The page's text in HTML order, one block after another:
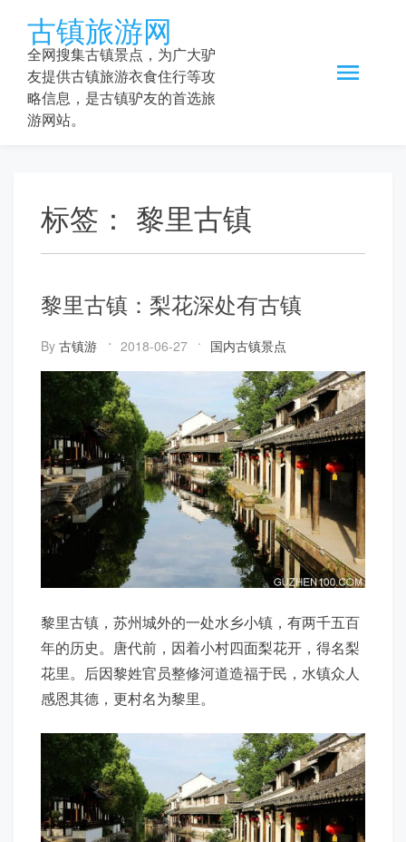
content
古镇旅游网
全网搜集古镇景点，为广大驴
友提供古镇旅游衣食住行等攻
略信息，是古镇驴友的首选旅
游网站。
标签： 黎里古镇
黎里古镇：梨花深处有古镇
By 古镇游 2018-06-27 国内古镇景点
黎里古镇，苏州城外的一处水乡小镇，有两千五百
年的历史。唐代前，因着小村四面梨花开，得名梨
花里。后因黎姓官员整修河道造福于民，水镇众人
感恩其德，更村名为黎里。